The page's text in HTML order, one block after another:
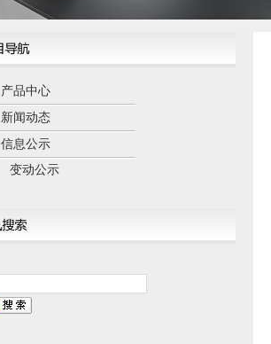
产品中心
新闻动态
信息公示
变动公示